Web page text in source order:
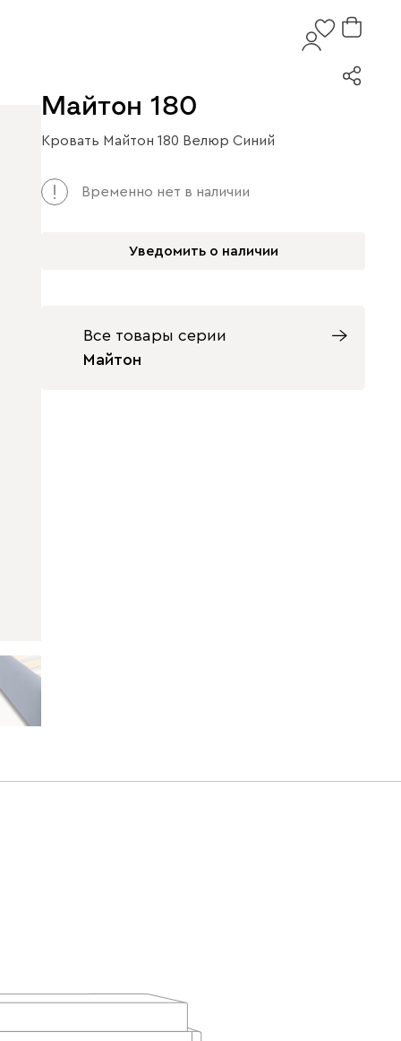
Майтон 180
Кровать Майтон 180 Велюр Синий
Временно нет в наличии
Уведомить о наличии
Все товары серии
Майтон